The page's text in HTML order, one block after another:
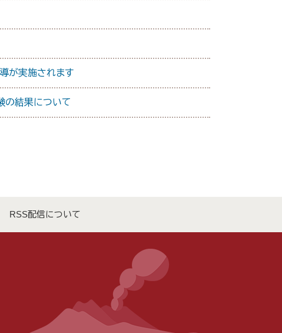
導が実施されます
の結果について
RSS配信について